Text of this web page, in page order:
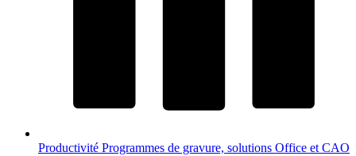
Productivité Programmes de gravure, solutions Office et CAO